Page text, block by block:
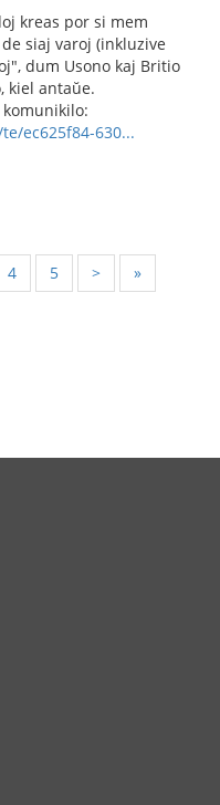
kreas por si mem
siaj varoj (inkluzive
dum Usono kaj Britio
kiel antaŭe.
ec625f84-630...
4 5 > »